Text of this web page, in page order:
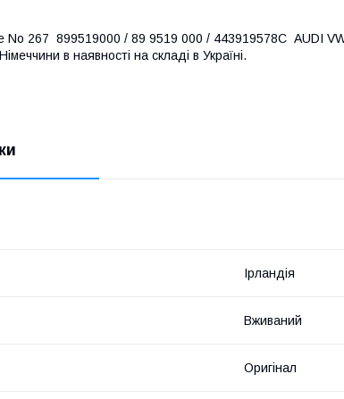
No 267 899519000 / 89 9519 000 / 443919578С AUDI VW
в наявності на складі в Україні.
Ірландія
Вживаний
Оригінал